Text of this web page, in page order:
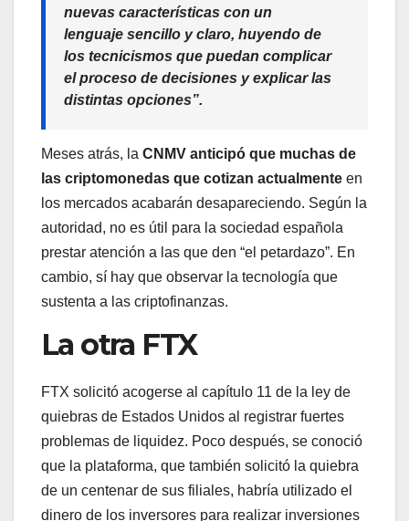
nuevas características con un
lenguaje sencillo y claro, huyendo de
los tecnicismos que puedan complicar
el proceso de decisiones y explicar las
distintas opciones”.
Meses atrás, la CNMV anticipó que muchas de
las criptomonedas que cotizan actualmente en
los mercados acabarán desapareciendo. Según la
autoridad, no es útil para la sociedad española
prestar atención a las que den “el petardazo”. En
cambio, sí hay que observar la tecnología que
sustenta a las criptofinanzas.
La otra FTX
FTX solicitó acogerse al capítulo 11 de la ley de
quiebras de Estados Unidos al registrar fuertes
problemas de liquidez. Poco después, se conoció
que la plataforma, que también solicitó la quiebra
de un centenar de sus filiales, habría utilizado el
dinero de los inversores para realizar inversiones